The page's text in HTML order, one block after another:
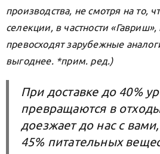
производства, не смотря на то,
селекции, в частности «Гавриш»,
превосходят зарубежные
выгоднее. *прим. ред.)
При доставке до 40%
превращаются в
доезжает до нас с
45% питательных